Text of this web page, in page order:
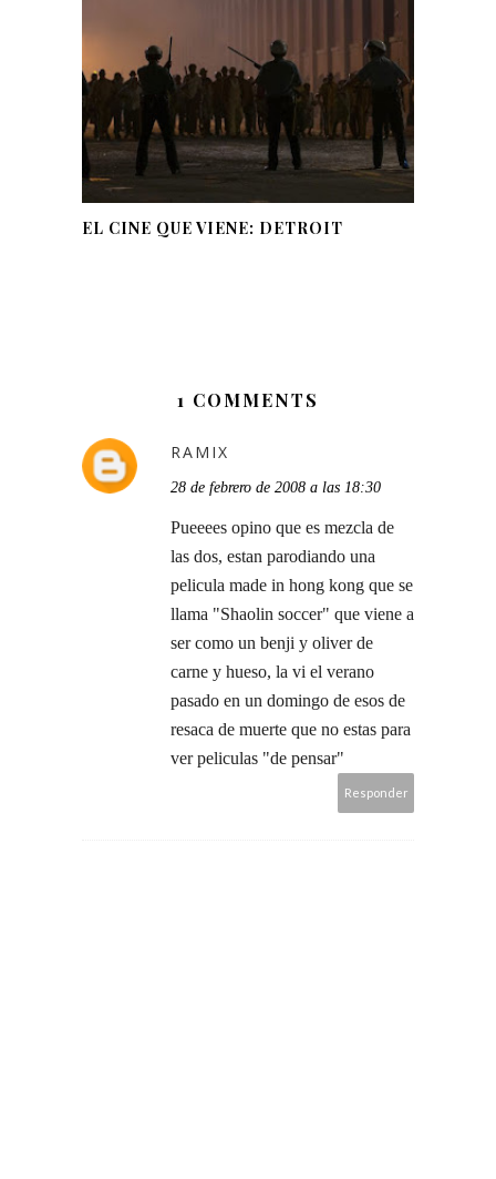
EL CINE QUE VIENE: DETROIT
1 COMMENTS
RAMIX
28 de febrero de 2008 a las 18:30
Pueeees opino que es mezcla de
las dos, estan parodiando una
pelicula made in hong kong que se
llama "Shaolin soccer" que viene a
ser como un benji y oliver de
carne y hueso, la vi el verano
pasado en un domingo de esos de
resaca de muerte que no estas para
ver peliculas "de pensar"
Responder